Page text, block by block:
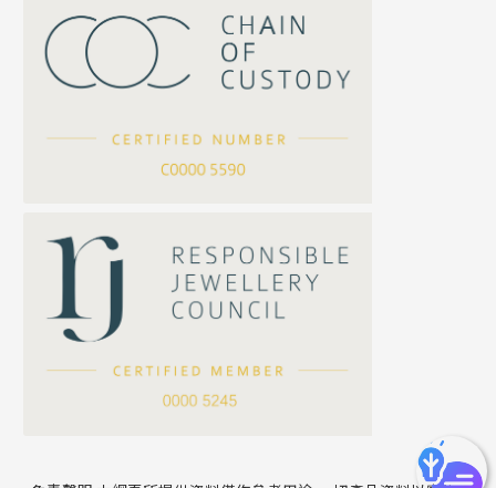
公司名稱
聯絡電話
S車花鏈系列
珍珠鏈系列
坦克鏈系列
滿天星鏈系列
方假繩鏈系列
珠扣